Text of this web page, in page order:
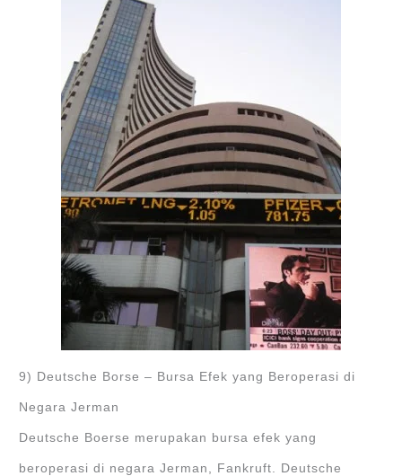
9) Deutsche Borse – Bursa Efek yang Beroperasi di
Negara Jerman
Deutsche Boerse merupakan bursa efek yang
beroperasi di negara Jerman, Fankruft. Deutsche